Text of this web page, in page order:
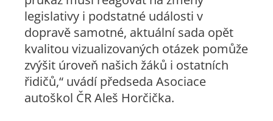
legislativy i podstatné události v
dopravě samotné, aktuální sada opět
kvalitou vizualizovaných otázek pomůže
zvýšit úroveň našich žáků i ostatních
řidičů,“ uvádí předseda Asociace
autoškol ČR Aleš Horčička.